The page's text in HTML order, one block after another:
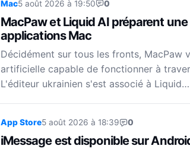
Mac5 août 2026 à 19:50 0
MacPaw et Liquid AI préparent
applications Mac
Décidément sur tous les fronts, MacPaw
artificielle capable de fonctionner à
L'éditeur ukrainien s'est associé à Liquid…
App Store5 août 2026 à 18:39 0
iMessage est disponible sur